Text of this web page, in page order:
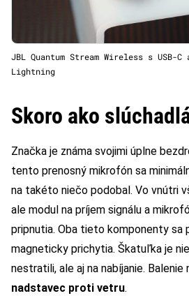
JBL Quantum Stream Wireless s USB-C
Lightning
Skoro ako
Značka je známa svojimi úplne
tento prenosný mikrofón sa
na takéto niečo podobal. Vo vnútri
ale modul na príjem signálu a
pripnutia. Oba tieto komponenty sa
magneticky prichytia. Škatuľka je
nestratili, ale aj na nabíjanie. Balenie
nadstavec proti vetru.